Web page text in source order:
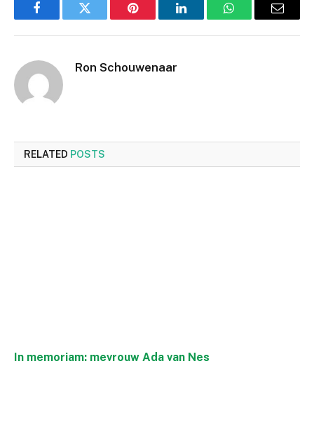
FacebookTwitter Pinterest LinkedInWhatsAppEmail
Ron Schouwenaar
RELATED POSTS
In memoriam: mevrouw Ada van Nes